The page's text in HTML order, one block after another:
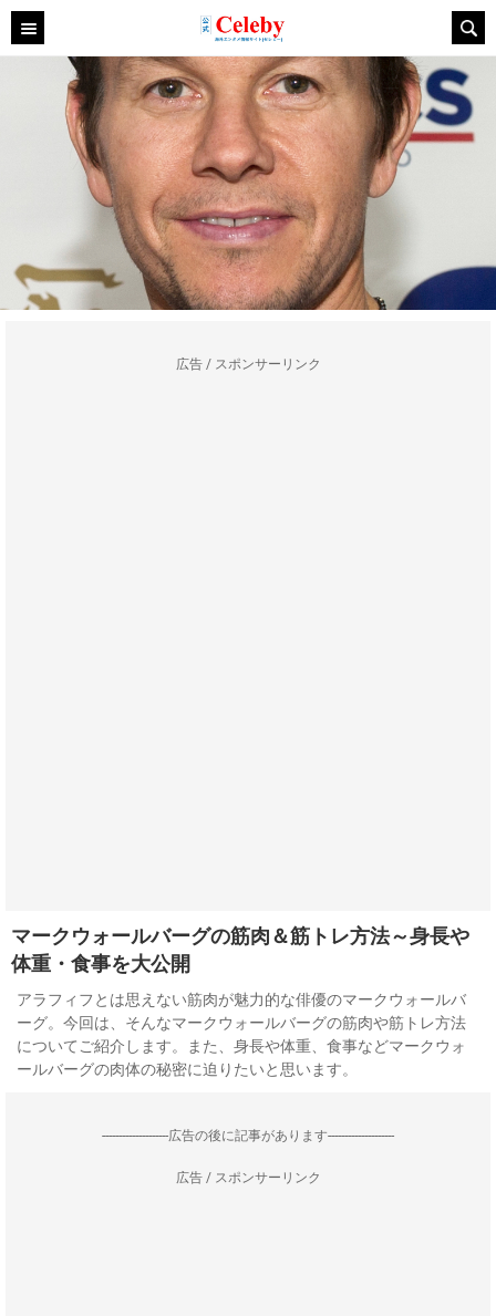
広告 / スポンサーリンク
マークウォールバーグの筋肉＆筋トレ方法～身長や
体重・食事を大公開
アラフィフとは思えない筋肉が魅力的な俳優のマークウォールバ
ーグ。今回は、そんなマークウォールバーグの筋肉や筋トレ方法
についてご紹介します。また、身長や体重、食事などマークウォ
ールバーグの肉体の秘密に迫りたいと思います。
--------------------広告の後に記事があります--------------------
広告 / スポンサーリンク